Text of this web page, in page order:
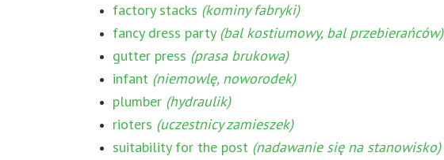
factory stacks (kominy fabryki)
fancy dress party (bal kostiumowy, bal przebierańców)
gutter press (prasa brukowa)
infant (niemowlę, noworodek)
plumber (hydraulik)
rioters (uczestnicy zamieszek)
suitability for the post (nadawanie się na stanowisko)